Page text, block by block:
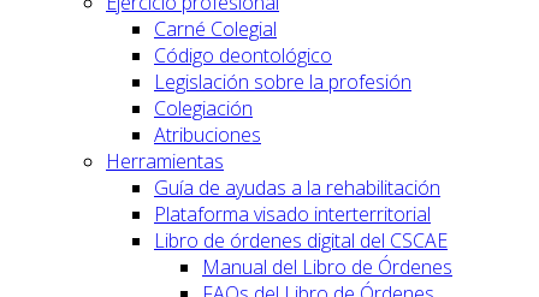
Carné Colegial
Código deontológico
Legislación sobre la profesión
Colegiación
Atribuciones
Herramientas
Guía de ayudas a la rehabilitación
Plataforma visado interterritorial
Libro de órdenes digital del CSCAE
Manual del Libro de Órdenes